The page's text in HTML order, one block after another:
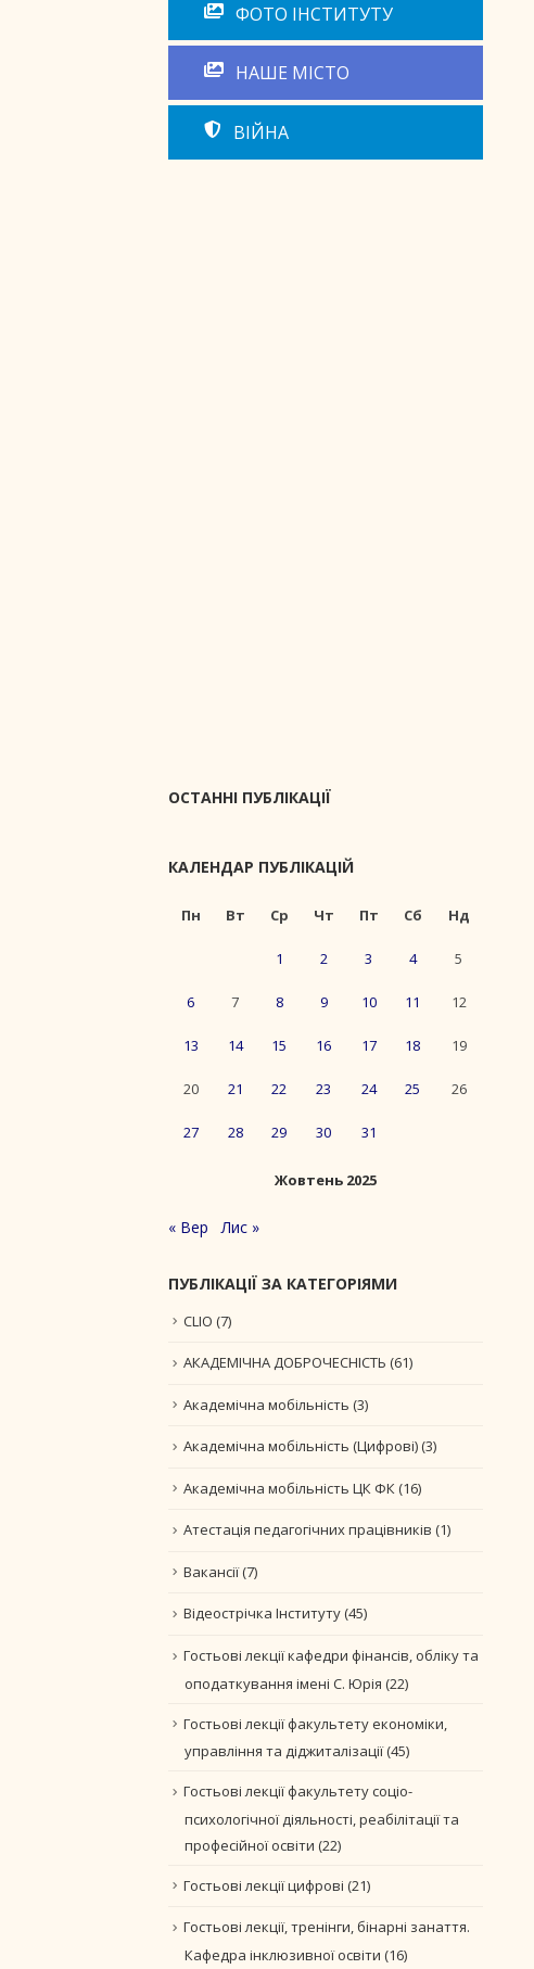
ФОТО ІНСТИТУТУ
НАШЕ МІСТО
ВІЙНА
ОСТАННІ ПУБЛІКАЦІЇ
КАЛЕНДАР ПУБЛІКАЦІЙ
Жовтень 2025
Пн Вт Ср Чт Пт Сб Нд
1 2 3 4 5
6 7 8 9 10 11 12
13 14 15 16 17 18 19
20 21 22 23 24 25 26
27 28 29 30 31
« Вер Лис »
ПУБЛІКАЦІЇ ЗА КАТЕГОРІЯМИ
CLIO (7)
АКАДЕМІЧНА ДОБРОЧЕСНІСТЬ (61)
Академічна мобільність (3)
Академічна мобільність (Цифрові)(3)
Академічна мобільність ЦК ФК(16)
Атестація педагогічних працівників (1)
Вакансії(7)
Відеострічка Інституту(45)
Гостьові лекції кафедри фінансів, обліку та
оподаткування імені С. Юрія (22)
Гостьові лекції факультету економіки,
управління та діджиталізації(45)
Гостьові лекції факультету соціо-
психологічної діяльності, реабілітації та
професійної освіти (22)
Гостьові лекції цифрові (21)
Гостьові лекції, тренінги, бінарні занаття.
Кафедра інклюзивної освіти (16)